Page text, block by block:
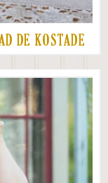
DE KOSTADE